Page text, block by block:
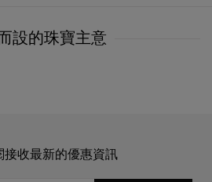
設的珠寶主意
接收最新的優惠資訊